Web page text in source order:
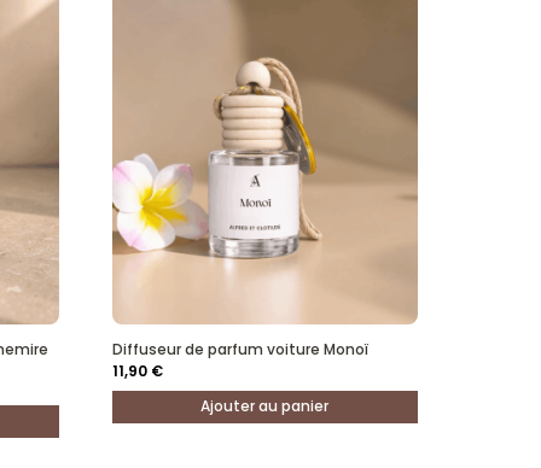
Diffuseur de parfum voiture Monoï
11,90 €
Ajouter au panier